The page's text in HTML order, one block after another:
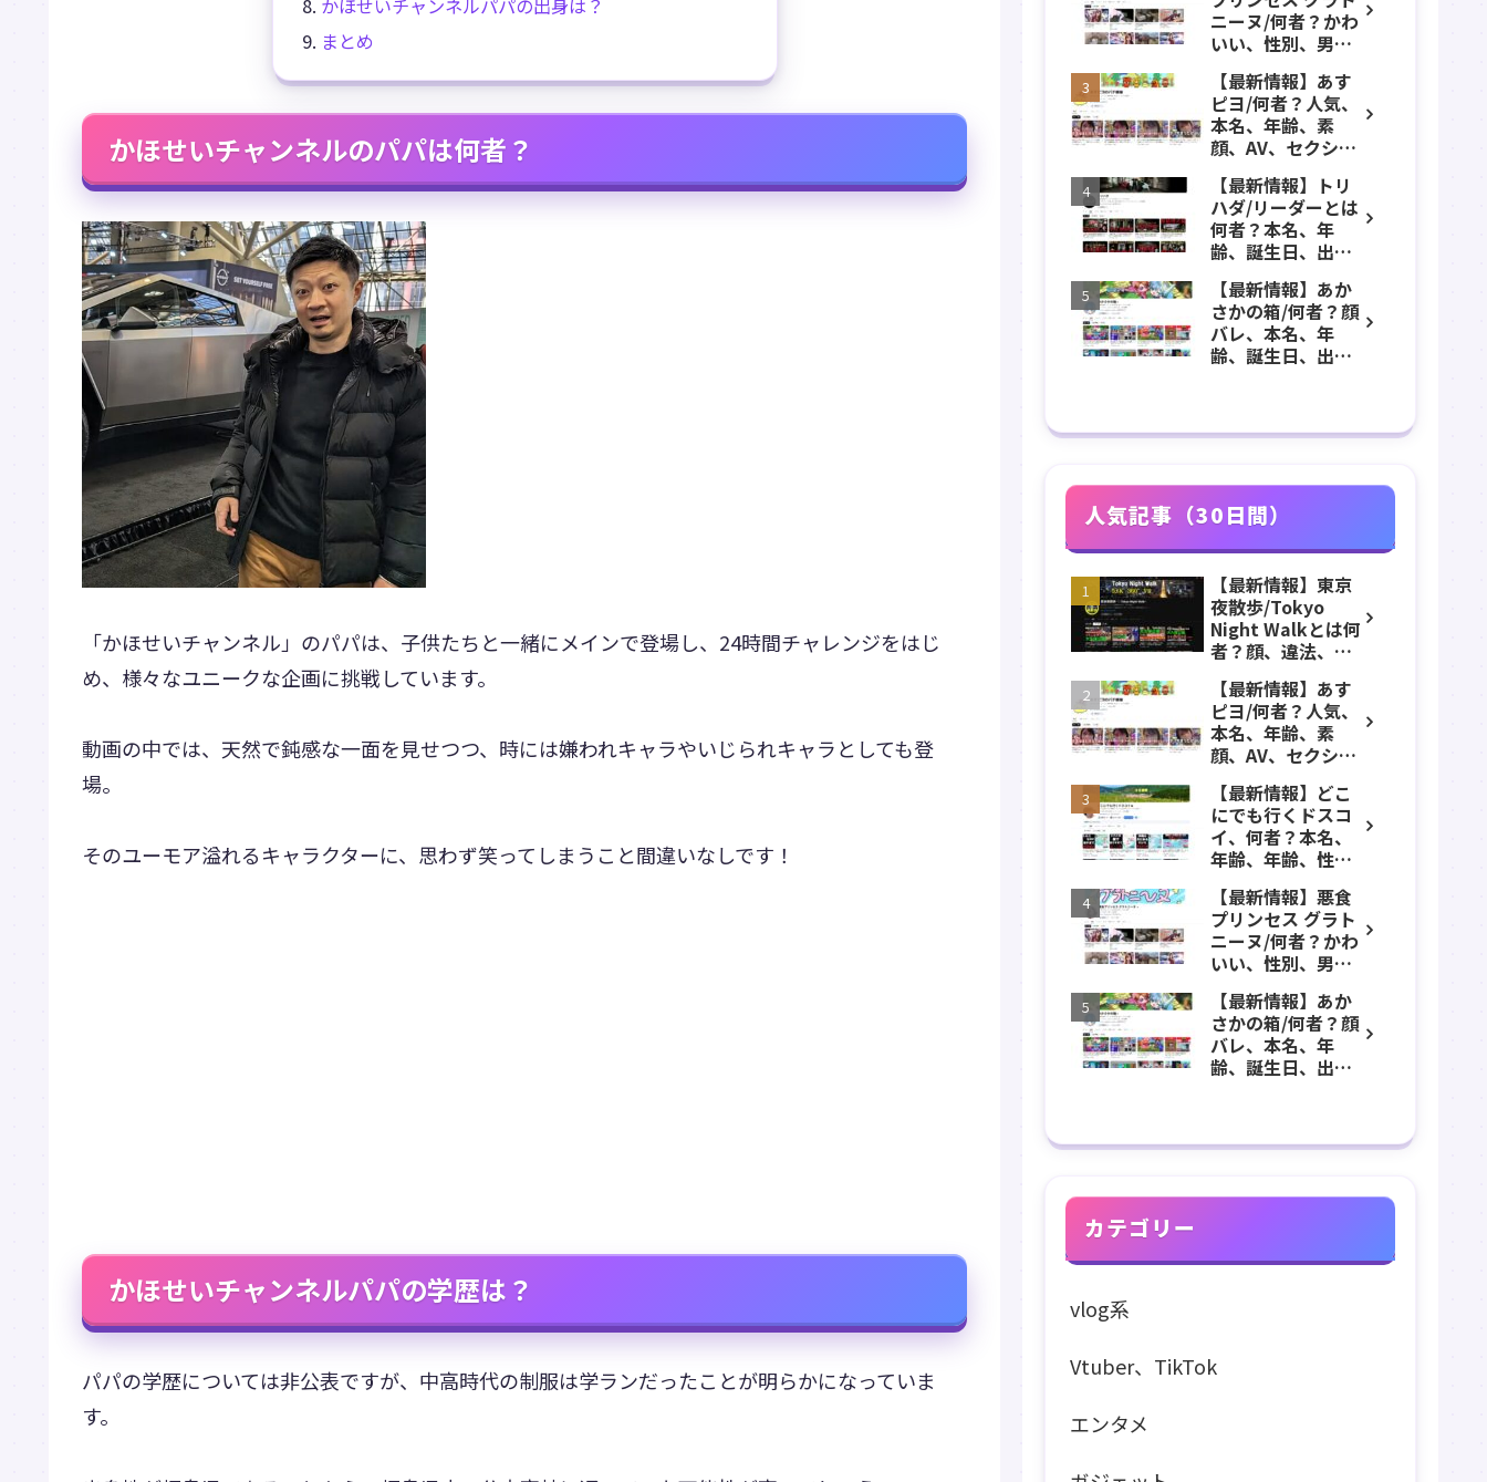
まとめ
かほせいチャンネルのパパは何者？
「かほせいチャンネル」のパパは、子供たちと一緒にメインで登場し、24時間チャレンジをはじ
め、様々なユニークな企画に挑戦しています。
動画の中では、天然で鈍感な一面を見せつつ、時には嫌われキャラやいじられキャラとしても登
場。
そのユーモア溢れるキャラクターに、思わず笑ってしまうこと間違いなしです！
かほせいチャンネルパパの学歴は？
パパの学歴については非公表ですが、中高時代の制服は学ランだったことが明らかになっていま
す。
業、かわいい、彼
女などのプロフィ
ール、YouTubeチ
ャンネル紹介！
ニーヌ/何者？かわ
いい、性別、男？
長、出身などのプ
ロフィール、
YouTubeチャンネ
ル紹介！
【最新情報】あす
ピヨ/何者？人気、
本名、年齢、素
顔、AV、セクシ
る、身長、出身、
学歴、経歴、仕事
のプロフィール、
YouTubeチャンネ
ル紹介！
【最新情報】トリ
ハダ/リーダーとは
何者？本名、年
齢、誕生日、出
レ、ホラー、心
霊、うっちゃん、
メンバーなどのプ
ロフィール、
【最新情報】あか
さかの箱/何者？顔
バレ、本名、年
齢、誕生日、出
のプロフィール、
ル紹介！
人気記事（30日間）
【最新情報】東京
夜散歩/Tokyo
Night Walkとは何
者？顔、違法、逮
久保公園、本名、
年齢、誕生日、職
業、かわいい、彼
女などのプロフィ
ール、YouTubeチ
ャンネル紹介！
【最新情報】あす
ピヨ/何者？人気、
本名、年齢、素
顔、AV、セクシ
る、身長、出身、
学歴、経歴、仕事
のプロフィール、
YouTubeチャンネ
ル紹介！
【最新情報】どこ
にでも行くドスコ
イ、何者？本名、
年齢、年齢、性
どのプロフィー
ル、YouTubeチャ
ンネル紹介！
【最新情報】悪食
プリンセス グラト
ニーヌ/何者？かわ
いい、性別、男？
長、出身などのプ
ロフィール、
YouTubeチャンネ
ル紹介！
【最新情報】あか
さかの箱/何者？顔
バレ、本名、年
齢、誕生日、出
のプロフィール、
ル紹介！
カテゴリー
vlog系
Vtuber、TikTok
エンタメ